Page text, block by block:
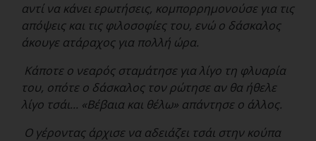
αντί να κάνει ερωτήσεις, κομπορρημονούσε για τις
απόψεις και τις φιλοσοφίες του, ενώ ο δάσκαλος
άκουγε ατάραχος για πολλή ώρα.
Κάποτε ο νεαρός σταμάτησε για λίγο τη φλυαρία
του, οπότε ο δάσκαλος τον ρώτησε αν θα ήθελε
λίγο τσάι... «Βέβαια και θέλω» απάντησε ο άλλος.
Ο γέροντας άρχισε να αδειάζει τσάι στην κούπα